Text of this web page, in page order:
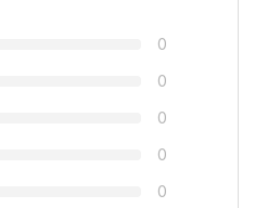
0
0
0
0
0